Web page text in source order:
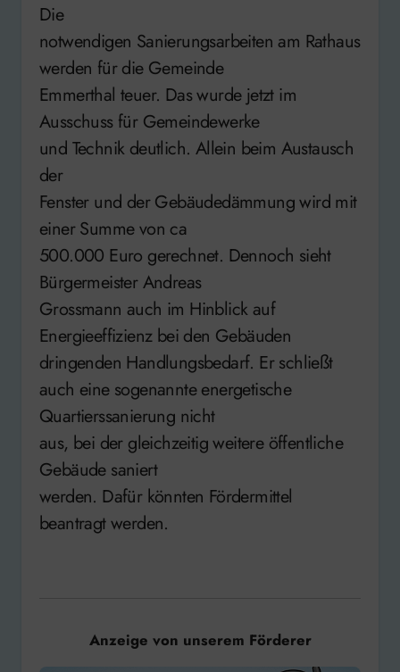
Die
notwendigen Sanierungsarbeiten am Rathaus
werden für die Gemeinde
Emmerthal teuer. Das wurde jetzt im
Ausschuss für Gemeindewerke
und Technik deutlich. Allein beim Austausch
der
Fenster und der Gebäudedämmung wird mit
einer Summe von ca
500.000 Euro gerechnet. Dennoch sieht
Bürgermeister Andreas
Grossmann auch im Hinblick auf
Energieeffizienz bei den Gebäuden
dringenden Handlungsbedarf. Er schließt
auch eine sogenannte energetische
Quartierssanierung nicht
aus, bei der gleichzeitig weitere öffentliche
Gebäude saniert
werden. Dafür könnten Fördermittel
beantragt werden.
Anzeige von unserem Förderer